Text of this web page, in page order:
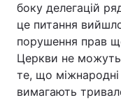
боку делегацій
це питання
порушення прав
Церкви не
те, що міжнародні
вимагають